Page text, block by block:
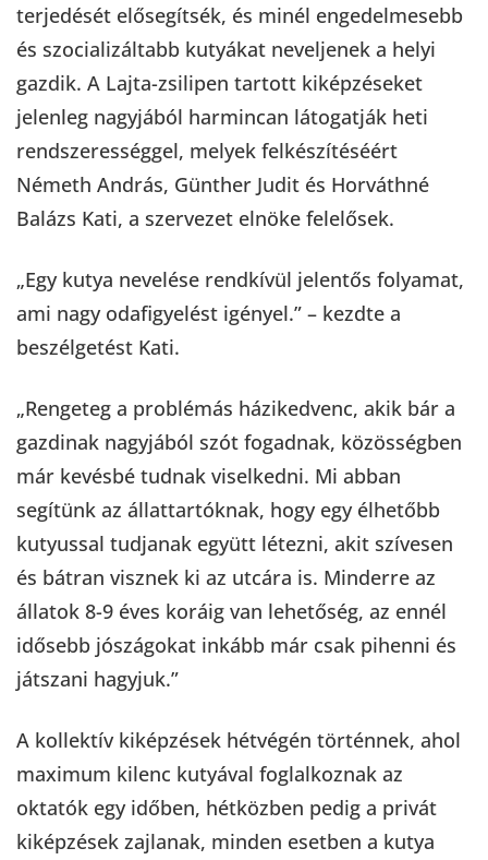
terjedését elősegítsék, és minél engedelmesebb
és szocializáltabb kutyákat neveljenek a helyi
gazdik. A Lajta-zsilipen tartott kiképzéseket
jelenleg nagyjából harmincan látogatják heti
rendszerességgel, melyek felkészítéséért
Németh András, Günther Judit és Horváthné
Balázs Kati, a szervezet elnöke felelősek.
„Egy kutya nevelése rendkívül jelentős folyamat,
ami nagy odafigyelést igényel.” – kezdte a
beszélgetést Kati.
„Rengeteg a problémás házikedvenc, akik bár a
gazdinak nagyjából szót fogadnak, közösségben
már kevésbé tudnak viselkedni. Mi abban
segítünk az állattartóknak, hogy egy élhetőbb
kutyussal tudjanak együtt létezni, akit szívesen
és bátran visznek ki az utcára is. Minderre az
állatok 8-9 éves koráig van lehetőség, az ennél
idősebb jószágokat inkább már csak pihenni és
játszani hagyjuk.”
A kollektív kiképzések hétvégén történnek, ahol
maximum kilenc kutyával foglalkoznak az
oktatók egy időben, hétközben pedig a privát
kiképzések zajlanak, minden esetben a kutya